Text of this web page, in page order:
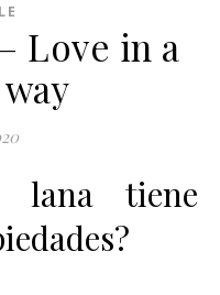
Love in a
lana tiene